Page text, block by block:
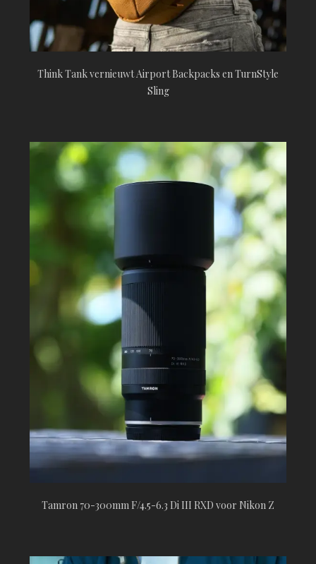
Think Tank vernieuwt Airport Backpacks en TurnStyle
Sling
Tamron 70-300mm F/4.5-6.3 Di III RXD voor Nikon Z